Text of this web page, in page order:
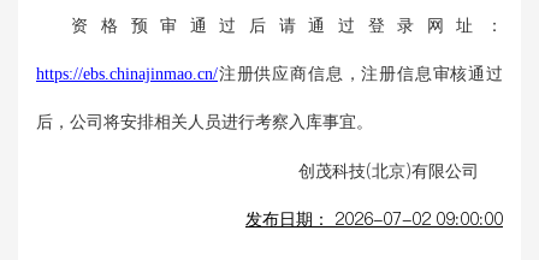
资格预审通过后请通过登录网址：
https://ebs.chinajinmao.cn/注册供应商信息，注册信息审核通过
后，公司将安排相关人员进行考察入库事宜。
创茂科技(北京)有限公司
发布日期： 2026-07-02 09:00:00